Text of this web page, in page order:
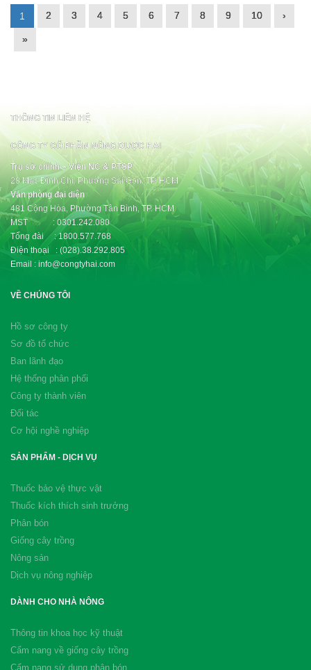
1 2 3 4 5 6 7 8 9 10 ›
»
THÔNG TIN LIÊN HỆ
CÔNG TY CỔ PHẦN NÔNG DƯỢC HAI
Trụ sở chính – Viện NC & PTSP
28 Mạc Đĩnh Chi, Phường Sài Gòn, TP. HCM
Văn phòng đại diện
481 Cộng Hòa, Phường Tân Bình, TP. HCM
MST : 0301.242.080
Tổng đài : 1800.577.768
Điện thoại : (028).38.292.805
Email : info@congtyhai.com
VỀ CHÚNG TÔI
Hồ sơ công ty
Sơ đồ tổ chức
Ban lãnh đạo
Hệ thống phân phối
Công ty thành viên
Đối tác
Cơ hội nghề nghiệp
SẢN PHẨM - DỊCH VỤ
Thuốc bảo vệ thực vật
Thuốc kích thích sinh trưởng
Phân bón
Giống cây trồng
Nông sản
Dịch vụ nông nghiệp
DÀNH CHO NHÀ NÔNG
Thông tin khoa học kỹ thuật
Cẩm nang về giống cây trồng
Cẩm nang sử dụng phân bón